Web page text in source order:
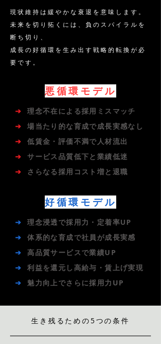
現状維持は緩やかな衰退を意味します。
未来を切り拓くには、負のスパイラルを
断ち切り、
成長の好循環を生み出す戦略的転換が必
要です。
悪循環モデル
➔
理念不在による採用ミスマッチ
➔
場当たり的な育成で成長実感なし
➔
低賃金・評価不満で人材流出
➔
サービス品質低下と業績低迷
➔
さらなる採用コスト増と退職
好循環モデル
➔
理念浸透で採用力・定着率UP
➔
体系的な育成で社員が成長実感
➔
高品質サービスで業績UP
➔
利益を還元し高給与・賃上げ実現
➔
魅力向上でさらに採用力UP
生き残るための5つの条件